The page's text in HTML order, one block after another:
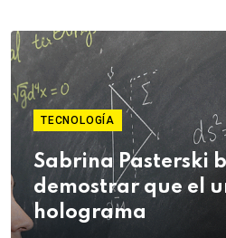
TECNOLOGÍA
Sabrina Pasterski
demostrar que el
holograma